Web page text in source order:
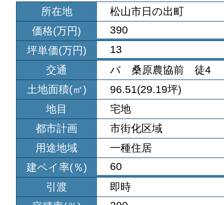
所在地
松山市日の出町
価格(万円)
390
坪単価(万円)
13
交通
バ 桑原農協前 徒4
土地面積(㎡)
96.51(29.19坪)
地目
宅地
都市計画
市街化区域
用途地域
一種住居
建ペイ率(％)
60
引渡
即時